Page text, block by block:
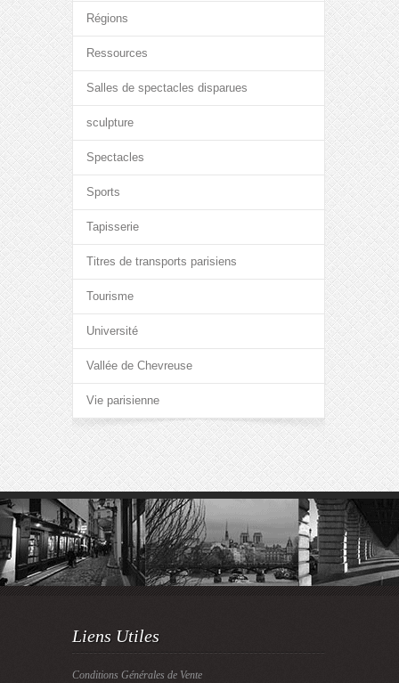
Régions
Ressources
Salles de spectacles disparues
sculpture
Spectacles
Sports
Tapisserie
Titres de transports parisiens
Tourisme
Université
Vallée de Chevreuse
Vie parisienne
Liens Utiles
Conditions Générales de Vente